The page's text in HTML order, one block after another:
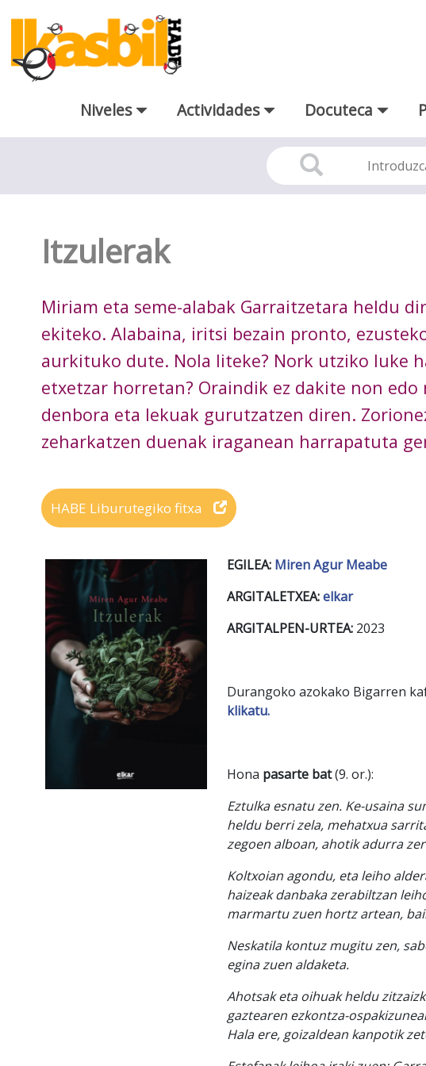
Saltar al contenido principal
Niveles Actividades Docuteca
Itzulerak
Miriam eta seme-alabak Garraitzetara heldu
ekiteko. Alabaina, iritsi bezain pronto,
aurkituko dute. Nola liteke? Nork utziko luke
etxetzar horretan? Oraindik ez dakite non
denbora eta lekuak gurutzatzen diren.
zeharkatzen duenak iraganean harrapatuta
HABE Liburutegiko fitxa
EGILEA: Miren Agur Meabe
ARGITALETXEA:elkar
ARGITALPEN-URTEA:2023
Durangoko azokako Bigarren
klikatu.
Hona pasarte bat(9. or.):
Eztulka esnatu zen. Ke-usaina
heldu berri zela, mehatxua
zegoen alboan, ahotik adurra
Koltxoian agondu, eta leiho
haizeak danbaka zerabiltzan
marmartu zuen hortz artean,
Neskatila kontuz mugitu zen,
egina zuen aldaketa.
Ahotsak eta oihuak heldu
gaztearen ezkontza-
Hala ere, goizaldean kanpotik